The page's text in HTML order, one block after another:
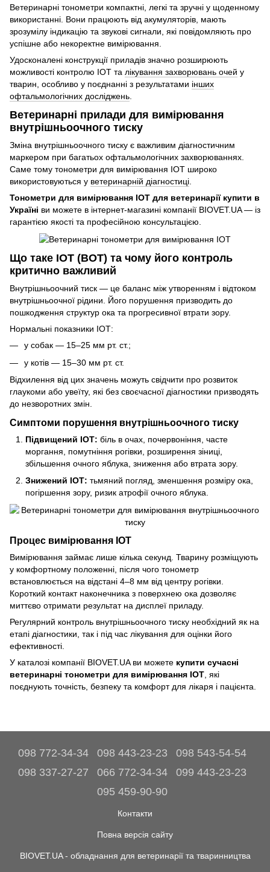
Ветеринарні тонометри компактні, легкі та зручні у щоденному
використанні. Вони працюють від акумуляторів, мають
зрозумілу індикацію та звукові сигнали, які повідомляють про
успішне або некоректне вимірювання.
Удосконалені конструкції приладів значно розширюють
можливості контролю ІОТ та лікування захворювань очей у
тварин, особливо у поєднанні з результатами інших
офтальмологічних досліджень
Ветеринарні прилади для вимірювання
внутрішньоочного тиску
Зміна внутрішньоочного тиску є важливим діагностичним
маркером при багатьох офтальмологічних захворюваннях.
Саме тому тонометри для вимірювання ІОТ широко
використовуються у ветеринарній діагностиці.
Тонометри для вимірювання ІОТ для ветеринарії купити в
Україні ви можете в інтернет-магазині компанії BIOVET.UA — із
гарантією якості та професійною консультацією.
Що таке ІОТ (ВОТ) та чому його контроль
критично важливий
Внутрішньоочний тиск — це баланс між утворенням і відтоком
внутрішньоочної рідини. Його порушення призводить до
пошкодження структур ока та прогресивної втрати зору.
Нормальні показники ІОТ:
у собак — 15–25 мм рт. ст.;
у котів — 15–30 мм рт. ст.
Відхилення від цих значень можуть свідчити про розвиток
глаукоми або увеїту, які без своєчасної діагностики призводять
до незворотних змін.
Симптоми порушення внутрішньоочного тиску
Підвищений ІОТ: біль в очах, почервоніння, часте
моргання, помутніння рогівки, розширення зіниці,
збільшення очного яблука, зниження або втрата зору.
Знижений ІОТ: тьмяний погляд, зменшення розміру ока,
погіршення зору, ризик атрофії очного яблука.
Процес вимірювання ІОТ
Вимірювання займає лише кілька секунд. Тварину розміщують
у комфортному положенні, після чого тонометр
встановлюється на відстані 4–8 мм від центру рогівки.
Короткий контакт наконечника з поверхнею ока дозволяє
миттєво отримати результат на дисплеї приладу.
Регулярний контроль внутрішньоочного тиску необхідний як на
етапі діагностики, так і під час лікування для оцінки його
ефективності.
У каталозі компанії BIOVET.UA ви можете купити сучасні
ветеринарні тонометри для вимірювання ІОТ, які
поєднують точність, безпеку та комфорт для лікаря і пацієнта.
098 772-34-34 098 443-23-23
098 543-54-54
098 337-27-27
066 772-34-34
099 443-23-23
095 459-90-90
Контакти
Повна версія сайту
BIOVET.UA - обладнання для ветеринарії та тваринництва